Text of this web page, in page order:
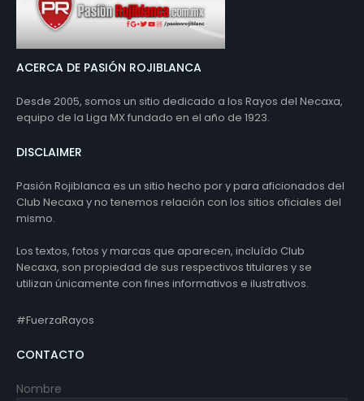
ACERCA DE PASIÓN ROJIBLANCA
Desde 2005, somos un sitio dedicado a los Rayos del Necaxa,
equipo de la Liga MX fundado en el año de 1923.
DISCLAIMER
Pasión Rojiblanca es un sitio hecho por y para aficionados del
Club Necaxa y no tenemos relación con los sitios oficiales del
mismo.
Los textos, fotos y marcas que aparecen, incluído Club
Necaxa, son propiedad de sus respectivos titulares y se
utilizan únicamente con fines informativos e ilustrativos.
#FuerzaRayos
CONTACTO
Nombre